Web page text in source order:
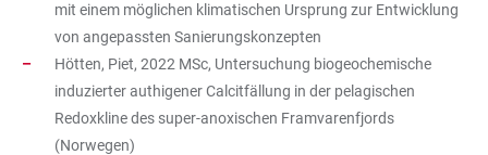
mit einem möglichen klimatischen Ursprung zur Entwicklung
von angepassten Sanierungskonzepten
Hötten, Piet, 2022 MSc, Untersuchung biogeochemische
induzierter authigener Calcitfällung in der pelagischen
Redoxkline des super-anoxischen Framvarenfjords
(Norwegen)